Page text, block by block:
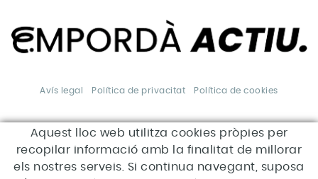
Avís legal Política de privacitat Política de cookies
*Aquesta acció està
subvencionada pel Servei Públic
d'Ocupació de Catalunya en el
marc dels Programes de suport
al desenvolupament local.
Aquest lloc web utilitza cookies pròpies per
recopilar informació amb la finalitat de millorar
els nostres serveis. Si continua navegant, suposa